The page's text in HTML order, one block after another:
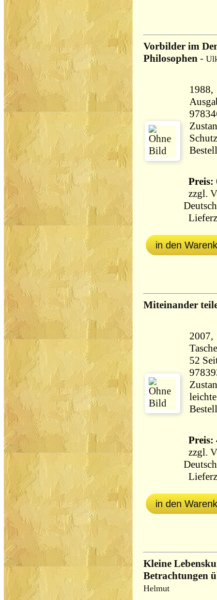
Vorbilder im
Philosophen -
1988,
Preis:
zzgl.
in den
Miteinander
2007,
52 Seiten 95
Preis:
zzgl.
in den
Kleine
Betrachtungen
Helmut